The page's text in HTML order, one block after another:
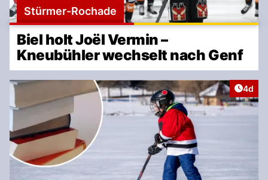
Stürmer-Rochade
Biel holt Joël Vermin –
Kneubühler wechselt nach Genf
4d